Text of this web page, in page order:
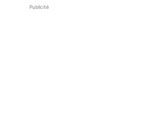
Publicité